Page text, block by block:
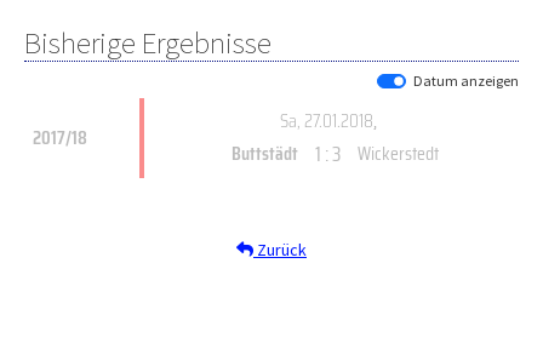
Bisherige Ergebnisse
Datum anzeigen
2017/18
Sa, 27.01.2018,
Buttstädt 1 : 3 Wickerstedt
Zurück